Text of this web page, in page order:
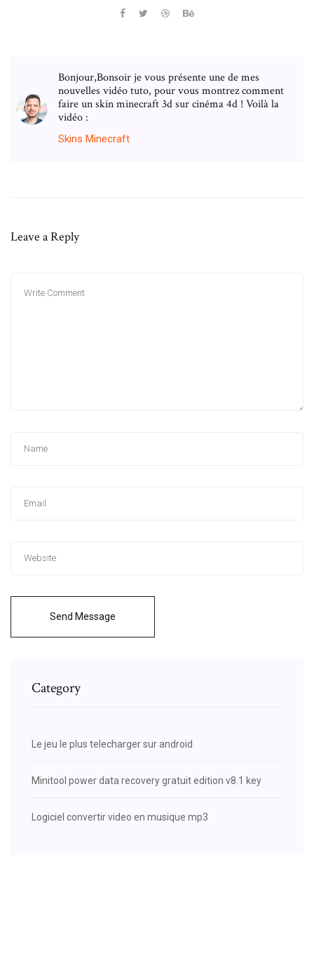
Bonjour,Bonsoir je vous présente une de mes
nouvelles vidéo tuto, pour vous montrez comment
faire un skin minecraft 3d sur cinéma 4d ! Voilà la
vidéo :
Skins Minecraft
Leave a Reply
Send Message
Category
Le jeu le plus telecharger sur android
Minitool power data recovery gratuit edition v8.1 key
Logiciel convertir video en musique mp3